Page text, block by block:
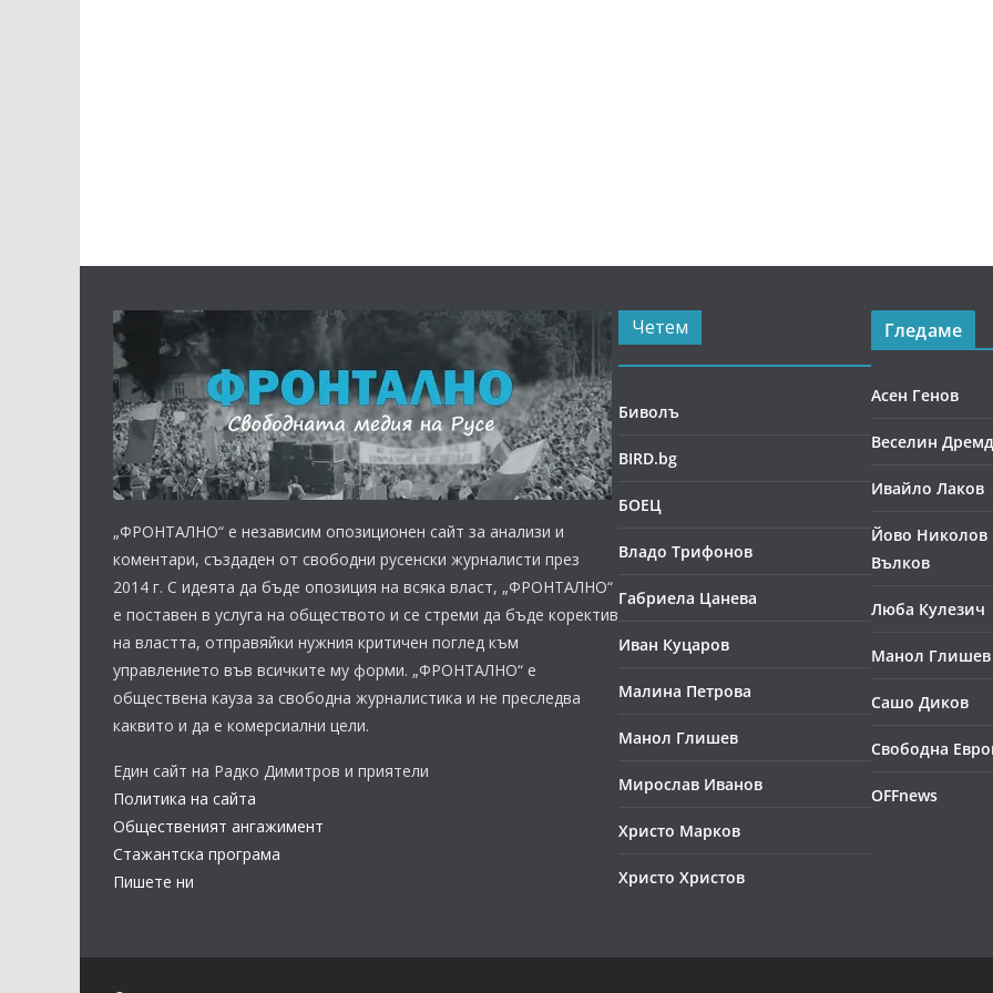
„ФРОНТАЛНО“ е независим опозиционен сайт за анализи и
коментари, създаден от свободни русенски журналисти през
2014 г. С идеята да бъде опозиция на всяка власт, „ФРОНТАЛНО“
е поставен в услуга на обществото и се стреми да бъде коректив
на властта, отправяйки нужния критичен поглед към
управлението във всичките му форми. „ФРОНТАЛНО“ е
обществена кауза за свободна журналистика и не преследва
каквито и да е комерсиални цели.
Един сайт на Радко Димитров и приятели
Политика на сайта
Общественият ангажимент
Стажантска програма
Пишете ни
Четем
Биволъ
BIRD.bg
БОЕЦ
Владо Трифонов
Габриела Цанева
Иван Куцаров
Малина Петрова
Манол Глишев
Мирослав Иванов
Христо Марков
Христо Христов
Гледаме
Асен Генов
Веселин
Ивайло Лаков
Йово Николов
Вълков
Люба Кулезич
Манол Глишев
Сашо Диков
Свободна
OFFnews